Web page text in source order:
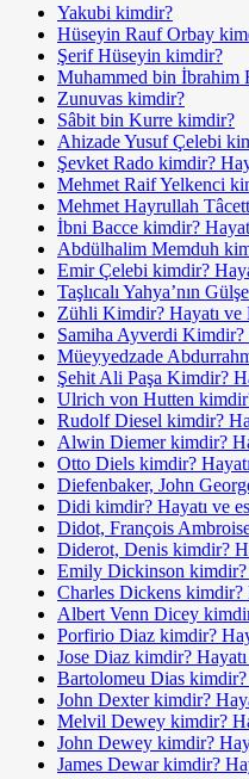
Yakubi kimdir?
Hüseyin Rauf Orbay
Şerif Hüseyin kimdir?
Muhammed bin İbrahim
Zunuvas kimdir?
Sâbit bin Kurre kimdir?
Ahizade Yusuf Çelebi
Şevket Rado kimdir?
Mehmet Raif Yelkenci
Mehmet Hayrullah
İbni Bacce kimdir?
Abdülhalim Memduh
Emir Çelebi kimdir?
Taşlıcalı Yahya’nın
Zühli Kimdir? Hayatı ve
Samiha Ayverdi Kimdir?
Müeyyedzade
Şehit Ali Paşa Kimdir?
Ulrich von Hutten
Rudolf Diesel kimdir?
Alwin Diemer kimdir?
Otto Diels kimdir?
Diefenbaker, John
Didi kimdir? Hayatı ve
Didot, François
Diderot, Denis kimdir?
Emily Dickinson kimdir?
Charles Dickens kimdir?
Albert Venn Dicey
Porfirio Diaz kimdir?
Jose Diaz kimdir?
Bartolomeu Dias kimdir?
John Dexter kimdir?
Melvil Dewey kimdir?
John Dewey kimdir?
James Dewar kimdir?